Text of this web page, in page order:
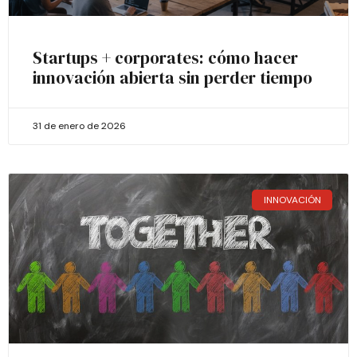
Startups + corporates: cómo hacer
innovación abierta sin perder tiempo
31 de enero de 2026
INNOVACIÓN